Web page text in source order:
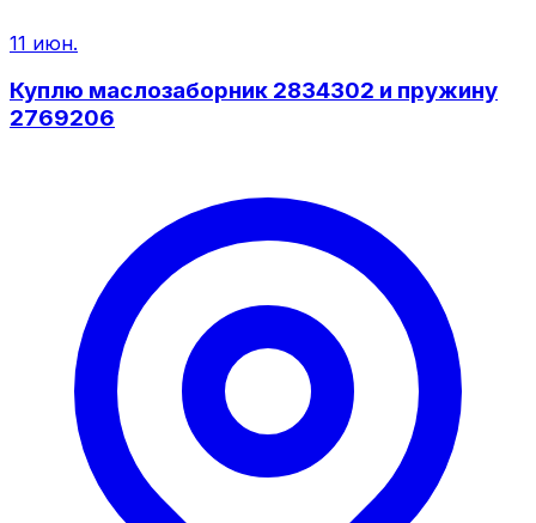
11 июн.
Куплю маслозаборник 2834302 и пружину
2769206